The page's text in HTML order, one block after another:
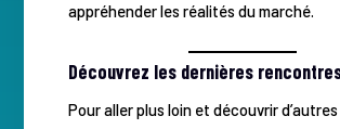
appréhender les réalités du marché.
Découvrez les dernières
Pour aller plus loin et découvrir